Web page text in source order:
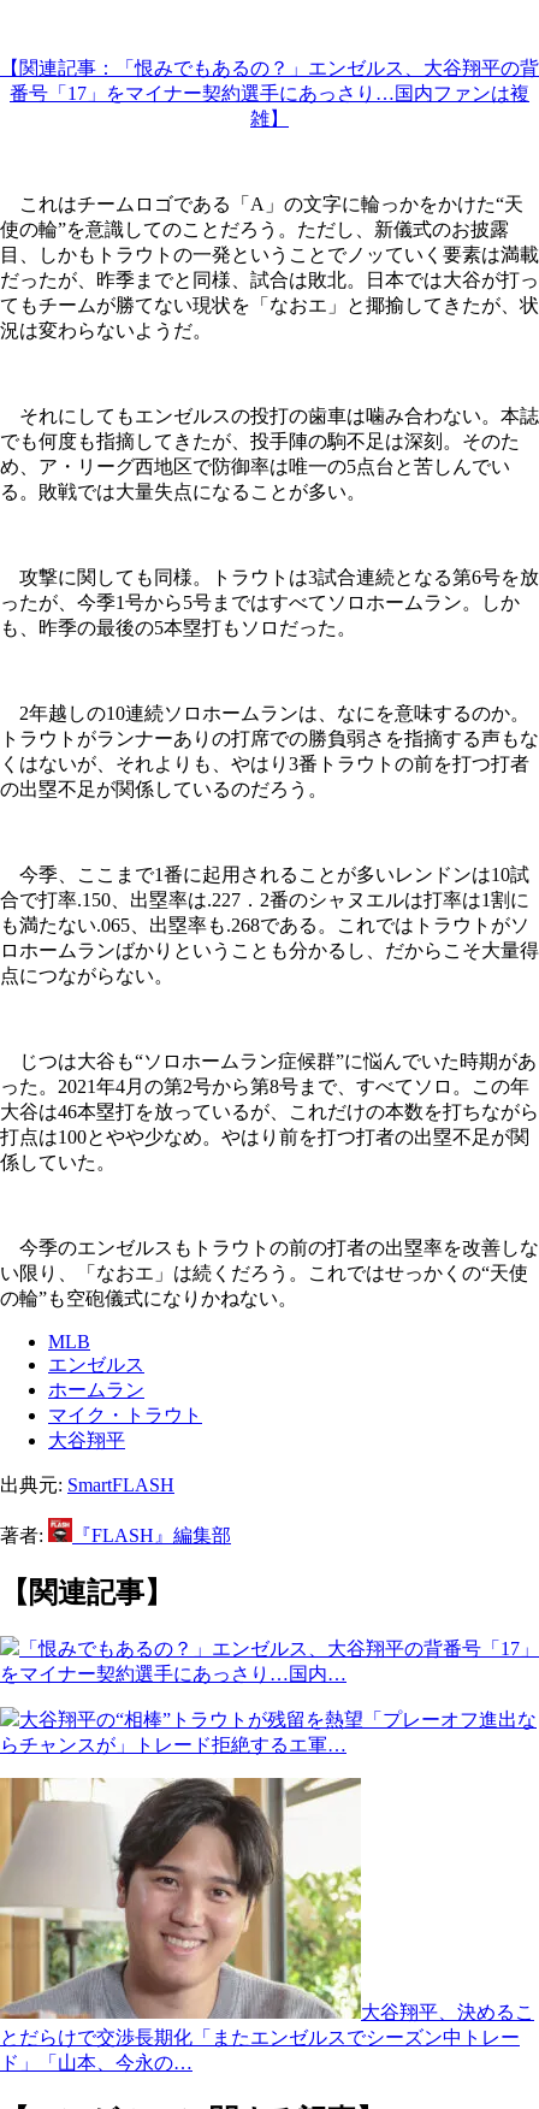
【関連記事：「恨みでもあるの？」エンゼルス、大谷翔平の背
番号「17」をマイナー契約選手にあっさり…国内ファンは複
雑】
これはチームロゴである「A」の文字に輪っかをかけた“天
使の輪”を意識してのことだろう。ただし、新儀式のお披露
目、しかもトラウトの一発ということでノッていく要素は満載
だったが、昨季までと同様、試合は敗北。日本では大谷が打っ
てもチームが勝てない現状を「なおエ」と揶揄してきたが、状
況は変わらないようだ。
それにしてもエンゼルスの投打の歯車は噛み合わない。本誌
でも何度も指摘してきたが、投手陣の駒不足は深刻。そのた
め、ア・リーグ西地区で防御率は唯一の5点台と苦しんでい
る。敗戦では大量失点になることが多い。
攻撃に関しても同様。トラウトは3試合連続となる第6号を放
ったが、今季1号から5号まではすべてソロホームラン。しか
も、昨季の最後の5本塁打もソロだった。
2年越しの10連続ソロホームランは、なにを意味するのか。
トラウトがランナーありの打席での勝負弱さを指摘する声もな
くはないが、それよりも、やはり3番トラウトの前を打つ打者
の出塁不足が関係しているのだろう。
今季、ここまで1番に起用されることが多いレンドンは10試
合で打率.150、出塁率は.227．2番のシャヌエルは打率は1割に
も満たない.065、出塁率も.268である。これではトラウトがソ
ロホームランばかりということも分かるし、だからこそ大量得
点につながらない。
じつは大谷も“ソロホームラン症候群”に悩んでいた時期があ
った。2021年4月の第2号から第8号まで、すべてソロ。この年
大谷は46本塁打を放っているが、これだけの本数を打ちながら
打点は100とやや少なめ。やはり前を打つ打者の出塁不足が関
係していた。
今季のエンゼルスもトラウトの前の打者の出塁率を改善しな
い限り、「なおエ」は続くだろう。これではせっかくの“天使
の輪”も空砲儀式になりかねない。
MLB
エンゼルス
ホームラン
マイク・トラウト
大谷翔平
出典元: SmartFLASH
著者: 『FLASH』編集部
【関連記事】
「恨みでもあるの？」エンゼルス、大谷翔平の背番号「17」
をマイナー契約選手にあっさり…国内…
大谷翔平の“相棒”トラウトが残留を熱望「プレーオフ進出な
らチャンスが」トレード拒絶するエ軍…
大谷翔平、決めるこ
とだらけで交渉長期化「またエンゼルスでシーズン中トレー
ド」「山本、今永の…